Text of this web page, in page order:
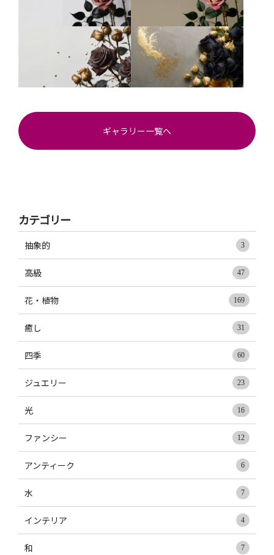
ギャラリー一覧へ
カテゴリー
抽象的 3
高級 47
花・植物 169
癒し 31
四季 60
ジュエリー 23
光 16
ファンシー 12
アンティーク 6
水 7
インテリア 4
和 7